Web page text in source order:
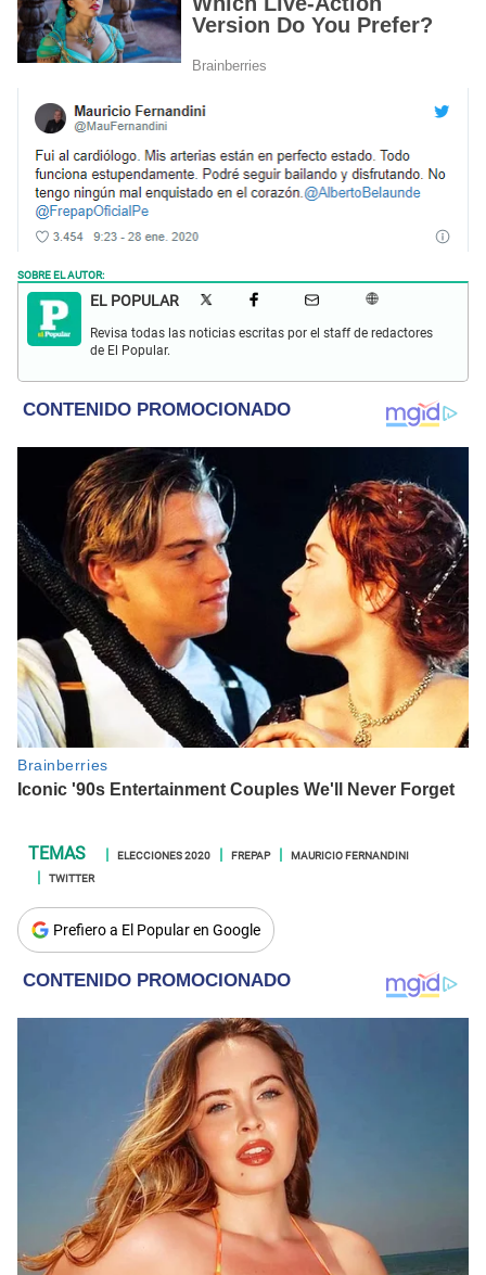
SOBRE EL AUTOR:
EL POPULAR
Revisa todas las noticias escritas por el staff de redactores
de El Popular.
ELECCIONES 2020 FREPAP
MAURICIO FERNANDINI
TWITTER
Prefiero a El Popular en Google